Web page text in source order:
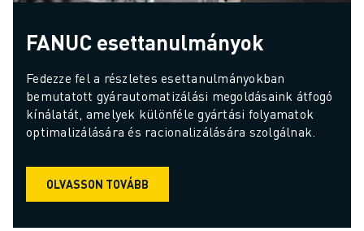
FANUC esettanulmányok
Fedezze fel a részletes esettanulmányokban
bemutatott gyárautomatizálási megoldásaink átfogó
kínálatát, amelyek különféle gyártási folyamatok
optimalizálására és racionalizálására szolgálnak.
OLVASSON TOVÁBB